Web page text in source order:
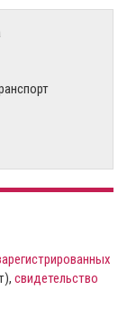
свидетельство